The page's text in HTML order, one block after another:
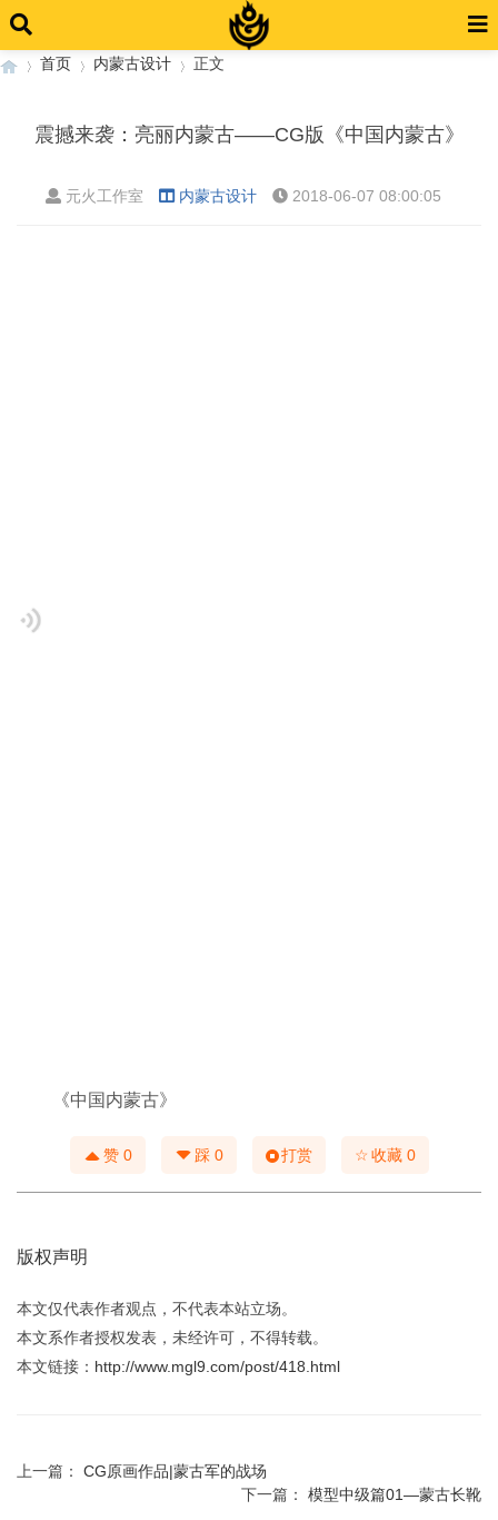
首页 内蒙古设计 正文
震撼来袭：亮丽内蒙古——CG版《中国内蒙古》
元火工作室 内蒙古设计 2018-06-07 08:00:05
《中国内蒙古》
赞 0 踩 0 打赏 ☆收藏 0
版权声明
本文仅代表作者观点，不代表本站立场。
本文系作者授权发表，未经许可，不得转载。
本文链接： http://www.mgl9.com/post/418.html
上一篇： CG原画作品|蒙古军的战场
下一篇： 模型中级篇01—蒙古长靴